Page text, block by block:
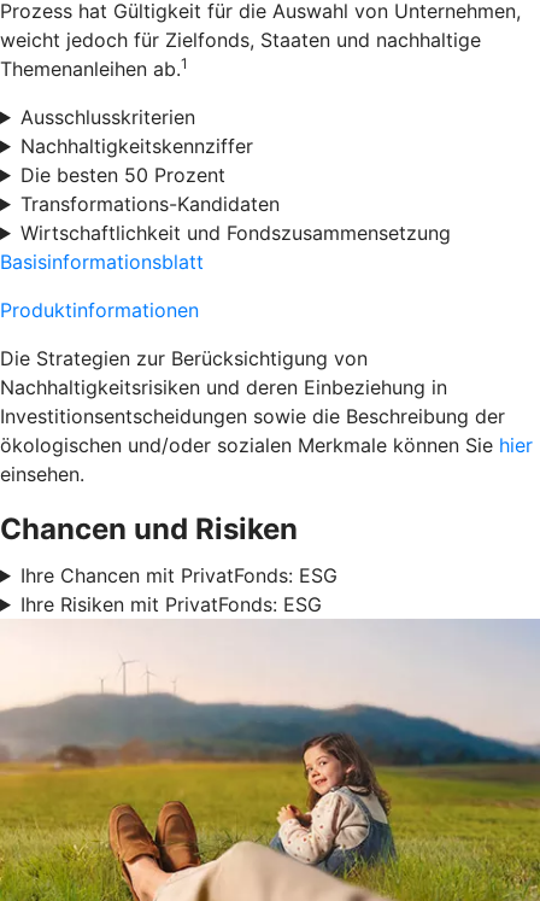
Prozess hat Gültigkeit für die Auswahl von Unternehmen,
weicht jedoch für Zielfonds, Staaten und nachhaltige
Themenanleihen ab.1
Ausschlusskriterien
Nachhaltigkeitskennziffer
Die besten 50 Prozent
Transformations-Kandidaten
Wirtschaftlichkeit und Fondszusammensetzung
Basisinformationsblatt
Produktinformationen
Die Strategien zur Berücksichtigung von
Nachhaltigkeitsrisiken und deren Einbeziehung in
Investitionsentscheidungen sowie die Beschreibung der
ökologischen und/oder sozialen Merkmale können Sie hier
einsehen.
Chancen und Risiken
Ihre Chancen mit PrivatFonds: ESG
Ihre Risiken mit PrivatFonds: ESG